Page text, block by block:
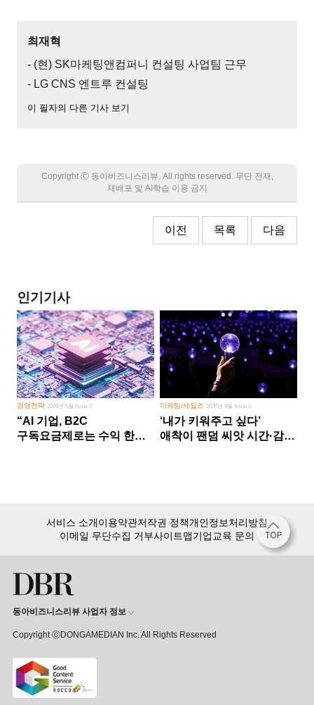
최재혁
- (현) SK마케팅앤컴퍼니 컨설팅 사업팀 근무
- LG CNS 엔트루 컨설팅
이 필자의 다른 기사 보기
Copyright Ⓒ 동아비즈니스리뷰. All rights reserved. 무단 전재,
재배포 및 AI학습 이용 금지
이전 목록 다음
인기기사
경영전략 2026년 5월 Issue 2
“AI 기업, B2C
구독요금제로는 수익 한계
마케팅/세일즈 2026년 8월 Issue 1
‘내가 키워주고 싶다’
애착이 팬덤 씨앗 시간·감정
15,000여 건의 DBR 콘텐츠를
서비스 소개이용약관저작권 정책개인정보처리방침
이메일 무단수집 거부사이트맵기업교육 문의
동아비즈니스리뷰 사업자 정보
Copyright ⒸDONGAMEDIAN Inc. All Rights Reserved